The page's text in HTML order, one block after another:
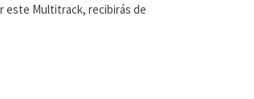
este Multitrack, recibirás de